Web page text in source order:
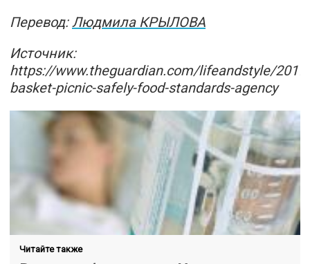
Перевод: Людмила КРЫЛОВА
Источник:
https://www.theguardian.com/lifeandstyle/
basket-picnic-safely-food-standards-agency
Читайте также